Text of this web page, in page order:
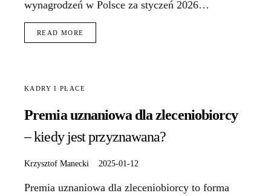
wynagrodzeń w Polsce za styczeń 2026…
READ MORE
KADRY I PŁACE
Premia uznaniowa dla zleceniobiorcy
– kiedy jest przyznawana?
Krzysztof Manecki 2025-01-12
Premia uznaniowa dla zleceniobiorcy to forma